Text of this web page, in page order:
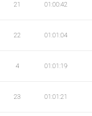
21 01:00:42
22 01:01:04
4 01:01:19
23 01:01:21